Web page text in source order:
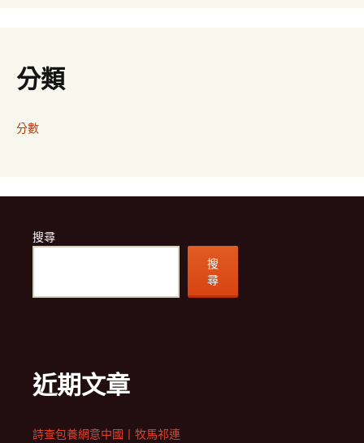
分類
分數
搜尋
搜
尋
近期文章
詩查包養網意中國丨牧馬祁連